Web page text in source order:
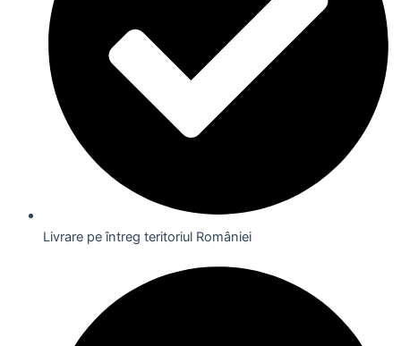
Livrare pe întreg teritoriul României